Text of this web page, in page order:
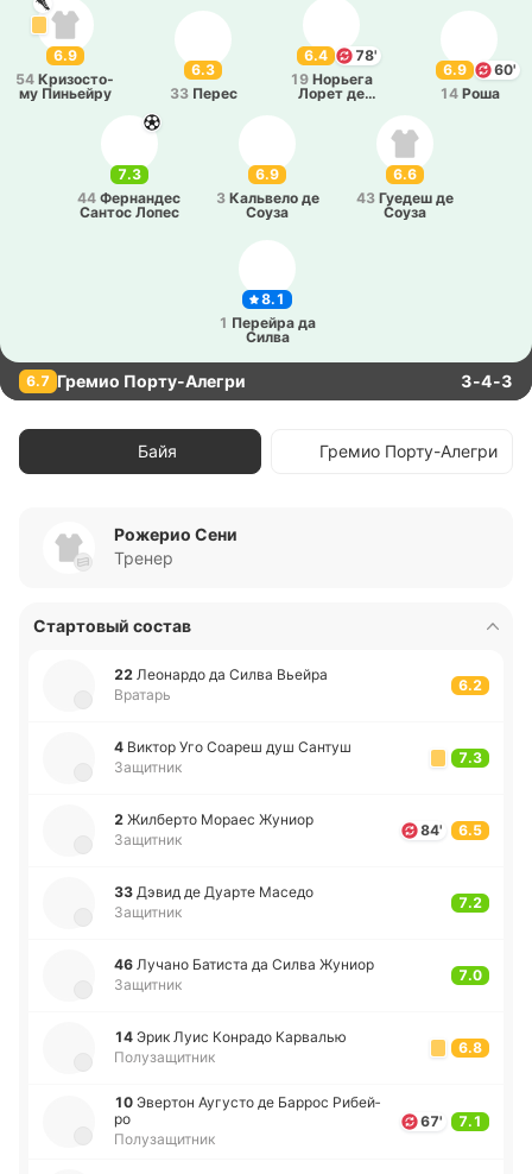
8.1
1 Пе­рей­ра да
Силва
6.9
3 Ка­льве­ло де
Соуза
7.3
44 Фе­рна­ндес
Сантос Лопес
6.6
43 Гуедеш де
Соуза
6.9
60'
14 Роша
6.3
33 Перес
6.4
78'
19 Но­рье­га
Лорет де
Мола
6.9
54 Кри­зо­сто­
му Пи­ньей­ру
6.7 Гремио Порту-Алегри 3-4-3
Байя Гремио Порту-Алегри
Рожерио Сени
Тренер
Стартовый состав
22 Лео­на­рдо да Силва Вьейра
Вратарь
6.2
4 Виктор Уго Соареш душ Сантуш
Защитник
7.3
2 Жи­лбе­рто Мораес Жуниор
Защитник
84' 6.5
33 Дэвид де Дуарте Маседо
Защитник
7.2
46 Лучано Ба­ти­ста да Силва Жуниор
Защитник
7.0
14 Эрик Луис Ко­нра­до Ка­рва­лью
Полузащитник
6.8
10 Эве­ртон Ау­гу­сто де Баррос Ри­бей­
ро
Полузащитник
67' 7.1